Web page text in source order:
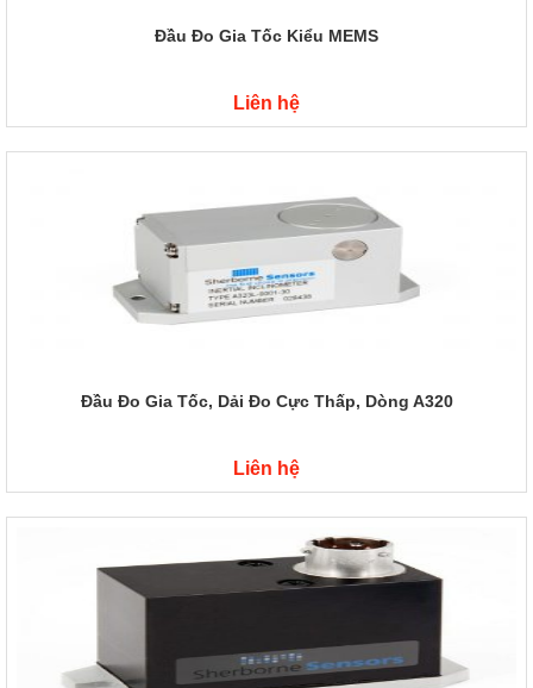
Đầu Đo Gia Tốc Kiểu MEMS
Liên hệ
Đầu Đo Gia Tốc, Dải Đo Cực Thấp, Dòng A320
Liên hệ